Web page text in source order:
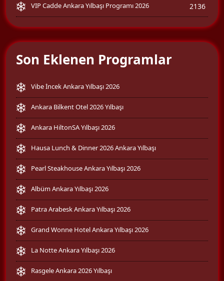
VIP Cadde Ankara Yılbaşı Programı 2026 2136
Son Eklenen Programlar
Vibe İncek Ankara Yılbaşı 2026
Ankara Bilkent Otel 2026 Yılbaşı
Ankara HiltonSA Yılbaşı 2026
Hausa Lunch & Dinner 2026 Ankara Yılbaşı
Pearl Steakhouse Ankara Yılbaşı 2026
Albüm Ankara Yılbaşı 2026
Patra Arabesk Ankara Yılbaşı 2026
Grand Wonne Hotel Ankara Yılbaşı 2026
La Notte Ankara Yılbaşı 2026
Rasgele Ankara 2026 Yılbaşı